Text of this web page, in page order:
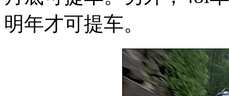
明年才可提车。